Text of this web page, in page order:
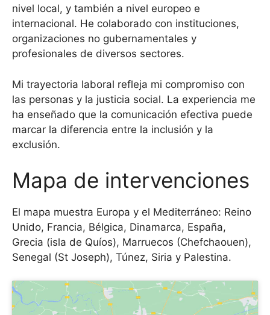
nivel local, y también a nivel europeo e
internacional. He colaborado con instituciones,
organizaciones no gubernamentales y
profesionales de diversos sectores.
Mi trayectoria laboral refleja mi compromiso con
las personas y la justicia social. La experiencia me
ha enseñado que la comunicación efectiva puede
marcar la diferencia entre la inclusión y la
exclusión.
Mapa de intervenciones
El mapa muestra Europa y el Mediterráneo: Reino
Unido, Francia, Bélgica, Dinamarca, España,
Grecia (isla de Quíos), Marruecos (Chefchaouen),
Senegal (St Joseph), Túnez, Siria y Palestina.